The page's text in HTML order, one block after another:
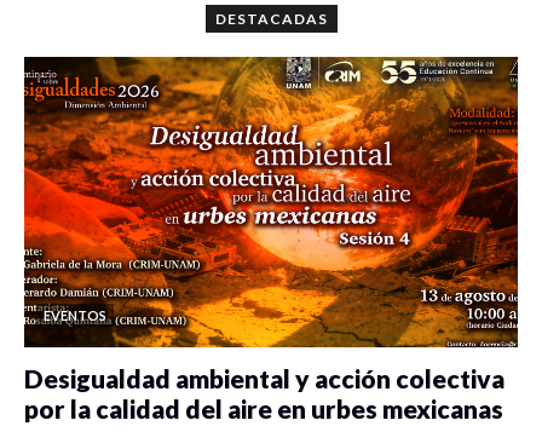
DESTACADAS
EVENTOS
Desigualdad ambiental y acción colectiva
por la calidad del aire en urbes mexicanas